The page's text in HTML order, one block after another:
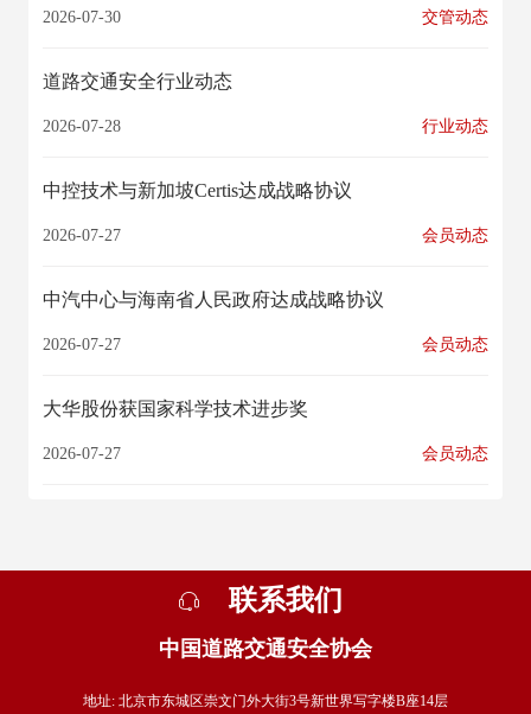
2026-07-30 交管动态
道路交通安全行业动态
2026-07-28 行业动态
中控技术与新加坡Certis达成战略协议
2026-07-27 会员动态
中汽中心与海南省人民政府达成战略协议
2026-07-27 会员动态
大华股份获国家科学技术进步奖
2026-07-27 会员动态
联系我们
中国道路交通安全协会
地址: 北京市东城区崇文门外大街3号新世界写字楼B座14层